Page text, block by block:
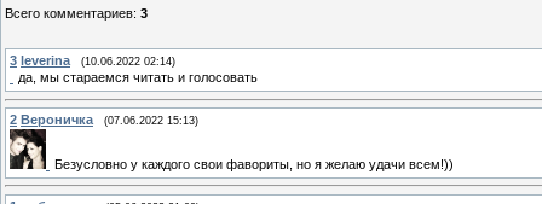
Всего комментариев: 3
3 leverina (10.06.2022 02:14)
да, мы стараемся читать и голосовать
2 Вероничка (07.06.2022 15:13)
Безусловно у каждого свои фавориты, но я желаю удачи всем!))